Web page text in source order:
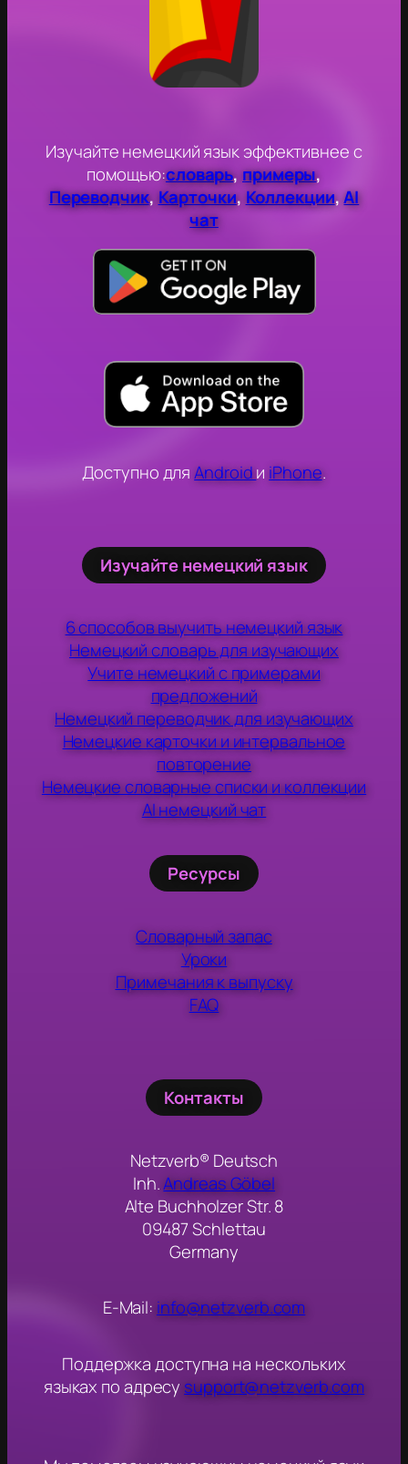
Изучайте немецкий язык эффективнее с
помощью:словарь,примеры,
Переводчик, Карточки, Коллекции,AI
чат
Доступно дляAndroidи iPhone.
Изучайте немецкий язык
6 способов выучить немецкий язык
Немецкий словарь для изучающих
Учите немецкий с примерами
предложений
Немецкий переводчик для изучающих
Немецкие карточки и интервальное
повторение
Немецкие словарные списки и коллекции
AI немецкий чат
Ресурсы
Словарный запас
Уроки
Примечания к выпуску
FAQ
Контакты
Netzverb® Deutsch
Inh.Andreas Göbel
Alte Buchholzer Str. 8
09487 Schlettau
Germany
E-Mail: info@netzverb.com
Поддержка доступна на нескольких
языках по адресу support@netzverb.com